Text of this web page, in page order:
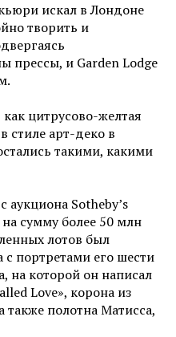
искал в Лондоне
творить и
прессы, и Garden Lodge
цитрусово-желтая
стиле арт-деко в
такими, какими
аукциона Sotheby’s
сумму более 50 млн
лотов был
портретами его шести
на которой он написал
Love», корона из
также полотна Матисса,